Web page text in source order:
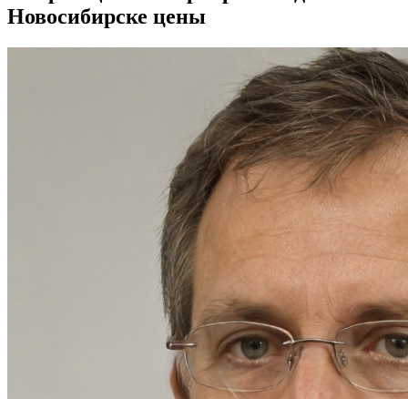
Новосибирске цены